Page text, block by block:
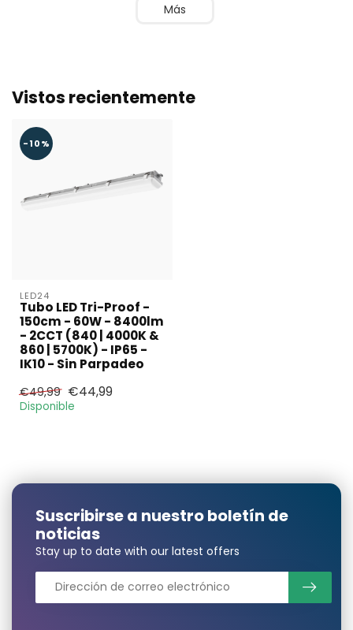
Más
Vistos recientemente
-10%
LED24
Tubo LED Tri-Proof -
150cm - 60W - 8400lm
- 2CCT (840 | 4000K &
860 | 5700K) - IP65 -
IK10 - Sin Parpadeo
€49,99 €44,99
Disponible
¿Necesita una
cantidad mayor?
correo electrónico*
Suscribirse a nuestro boletín de
noticias
Stay up to date with our latest offers